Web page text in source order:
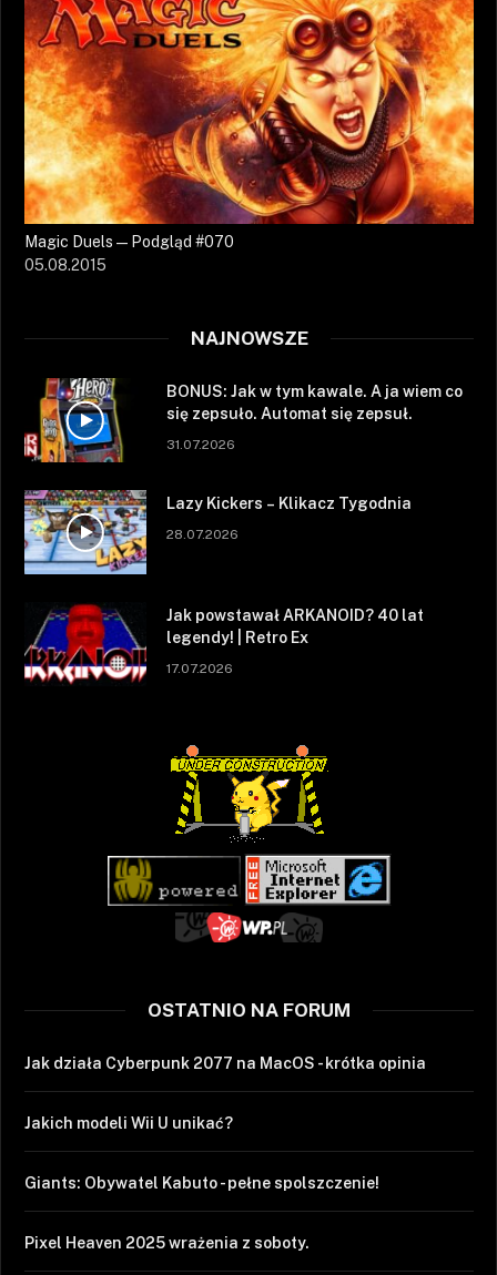
Magic Duels — Podgląd #070
05.08.2015
NAJNOWSZE
BONUS: Jak w tym kawale. A ja wiem co
się zepsuło. Automat się zepsuł.
31.07.2026
Lazy Kickers – Klikacz Tygodnia
28.07.2026
Jak powstawał ARKANOID? 40 lat
legendy! | Retro Ex
17.07.2026
OSTATNIO NA FORUM
Jak działa Cyberpunk 2077 na MacOS - krótka opinia
Jakich modeli Wii U unikać?
Giants: Obywatel Kabuto - pełne spolszczenie!
Pixel Heaven 2025 wrażenia z soboty.